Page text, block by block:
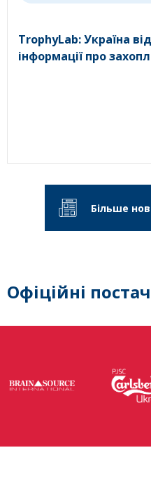
TrophyLab: Україна
інформації про
Більше
Офіційні